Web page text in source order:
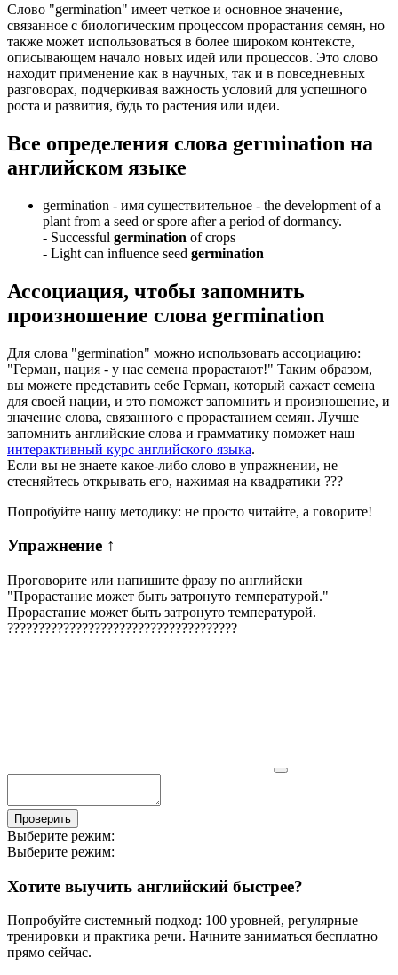
Слово "germination" имеет четкое и основное значение,
связанное с биологическим процессом прорастания семян, но
также может использоваться в более широком контексте,
описывающем начало новых идей или процессов. Это слово
находит применение как в научных, так и в повседневных
разговорах, подчеркивая важность условий для успешного
роста и развития, будь то растения или идеи.
Все определения слова germination на
английском языке
germination - имя существительное - the development of a
plant from a seed or spore after a period of dormancy.
- Successful germination of crops
- Light can influence seed germination
Ассоциация, чтобы запомнить
произношение слова germination
Для слова "germination" можно использовать ассоциацию:
"Герман, нация - у нас семена прорастают!" Таким образом,
вы можете представить себе Герман, который сажает семена
для своей нации, и это поможет запомнить и произношение, и
значение слова, связанного с прорастанием семян. Лучше
запомнить английские слова и грамматику поможет наш
интерактивный курс английского языка.
Если вы не знаете какое-либо слово в упражнении, не
стесняйтесь открывать его, нажимая на квадратики ???
Попробуйте нашу методику: не просто читайте, а говорите!
Упражнение ↑
Проговорите или напишите фразу по английски
"Прорастание может быть затронуто температурой."
Прорастание может быть затронуто температурой.
?????????????????????????????????????
Проверить
Выберите режим:
Выберите режим:
Хотите выучить английский быстрее?
Попробуйте системный подход: 100 уровней, регулярные
тренировки и практика речи. Начните заниматься бесплатно
прямо сейчас.